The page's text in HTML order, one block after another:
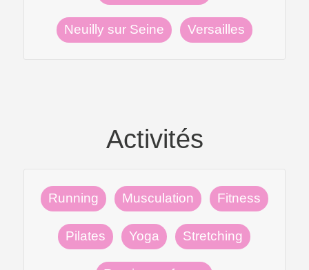
Neuilly sur Seine Versailles
Activités
Running Musculation Fitness
Pilates Yoga Stretching